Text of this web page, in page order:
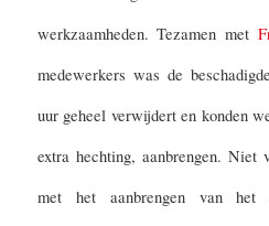
werkzaamheden. Tezamen met
medewerkers was de
uur geheel verwijdert en konden
extra hechting, aanbrengen. Niet
met het aanbrengen van